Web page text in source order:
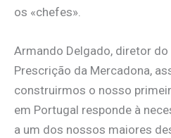
os «chefes».
Armando Delgado, diretor
Prescrição da Mercadona,
construirmos o nosso
em Portugal responde à
a um dos nossos maiores